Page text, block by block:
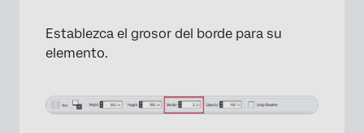
Establezca el grosor del borde para su
elemento.